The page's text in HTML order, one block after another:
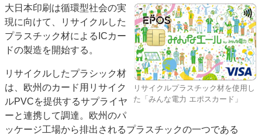
SDGs・地域
ポストプレス ビジネス イベント 信用情報
業界
市場・統計
人事・移転・異動・訃報
特集記事カテゴリー一覧
2022 見える化・MIS特集
特集・デジタル印刷 アイデアで勝負！ ～多様なビジネス・多彩な商材～
JAPAN PACK 2023 特集
中古印刷機・製本機特集
特集・デジタル印刷 ～ 新成長軌道を描く
リサイクルプラスチック材を使用し
た「みんな電力 エポスカード」
大日本印刷は循環型社会の実
現に向けて、リサイクルした
プラスチック材によるICカー
ドの製造を開始する。
リサイクルしたプラシック材
は、欧州のカード用リサイク
ルPVCを提供するサプライヤ
ーと連携して調達。欧州のパ
ッケージ工場から排出されるプラスチックの一つである